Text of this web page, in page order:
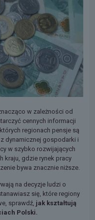
w zależności od
cennych informacji
regionach pensje są
dynamicznej gospodarki i
w szybko rozwijających
kraju, gdzie rynek pracy
bywa znacznie niższe.
na decyzje ludzi o
się, które regiony
sprawdź, jak kształtują
Polski.